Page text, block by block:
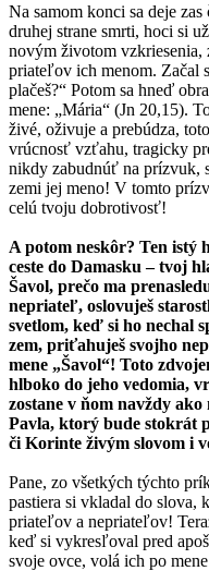
Na samom konci sa deje
druhej strane smrti, hoci si
novým životom
priateľov ich menom. Začal
plačeš?“ Potom sa hneď
mene: „Mária“ (Jn 20,15).
živé, oživuje a prebúdza,
vrúcnosť vzťahu, tragicky
nikdy zabudnúť na prízvuk,
zemi jej meno! V tomto
celú tvoju dobrotivosť!
A potom neskôr? Ten istý
ceste do Damasku – tvoj
Šavol, prečo ma
nepriateľ, oslovuješ
svetlom, keď si ho nechal
zem, priťahuješ svojho
mene „Šavol“! Toto
hlboko do jeho vedomia,
zostane v ňom navždy
Pavla, ktorý bude stokrát
či Korinte živým slovom i
Pane, zo všetkých týchto
pastiera si vkladal do slova,
priateľov a nepriateľov!
keď si vykresľoval pred
svoje ovce, volá ich po